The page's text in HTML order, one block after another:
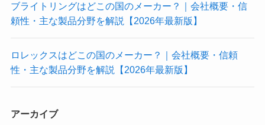
ブライトリングはどこの国のメーカー？｜会社概要・信
頼性・主な製品分野を解説【2026年最新版】
ロレックスはどこの国のメーカー？｜会社概要・信頼
性・主な製品分野を解説【2026年最新版】
アーカイブ